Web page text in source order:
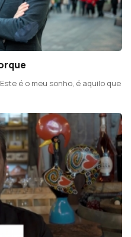
é o meu sonho, é aquilo que